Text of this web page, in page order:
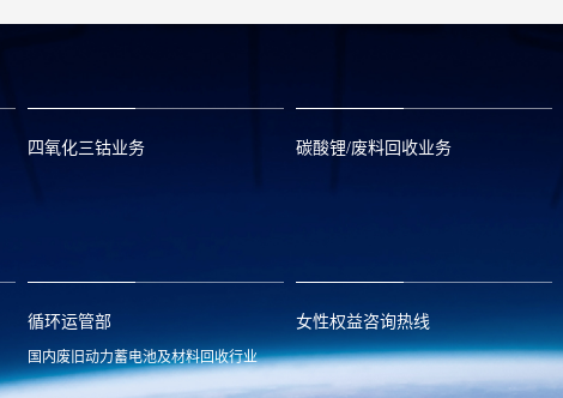
四氧化三钴业务 碳酸锂/废料回收业务
循环运管部
国内废旧动力蓄电池及材料回收行业
hyxh@huayou.com
女性权益咨询热线
13486326037